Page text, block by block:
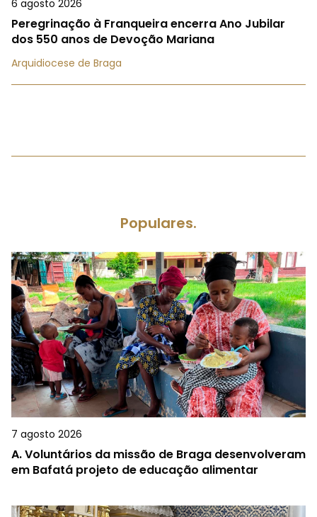
6 agosto 2026
Peregrinação à Franqueira encerra Ano Jubilar
dos 550 anos de Devoção Mariana
Arquidiocese de Braga
Populares.
7 agosto 2026
A.Voluntários da missão de Braga desenvolveram
em Bafatá projeto de educação alimentar